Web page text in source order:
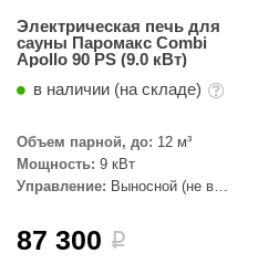
Электрическая печь для
сауны Паромакс Combi
Apollo 90 PS (9.0 кВт)
в наличии (на складе)
Объем парной, до: 12 м³
Мощность: 9 кВт
Управление: Выносной (не в
87 300 i